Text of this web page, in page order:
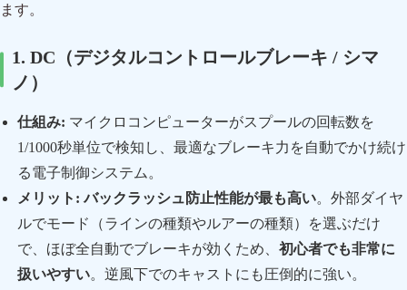
ます。
1. DC（デジタルコントロールブレーキ / シマ
ノ）
仕組み: マイクロコンピューターがスプールの回転数を
1/1000秒単位で検知し、最適なブレーキ力を自動でかけ続け
る電子制御システム。
メリット: バックラッシュ防止性能が最も高い。外部ダイヤ
ルでモード（ラインの種類やルアーの種類）を選ぶだけ
で、ほぼ全自動でブレーキが効くため、初心者でも非常に
扱いやすい。逆風下でのキャストにも圧倒的に強い。